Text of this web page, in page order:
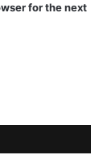
for the next